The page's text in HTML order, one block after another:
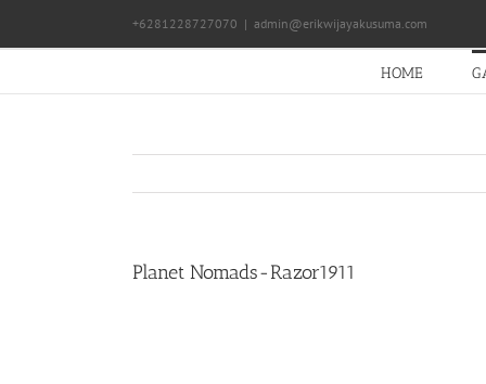
content
+6281228727070 | admin@erikwijayakusuma.com
HOME
Planet Nomads-Razor1911